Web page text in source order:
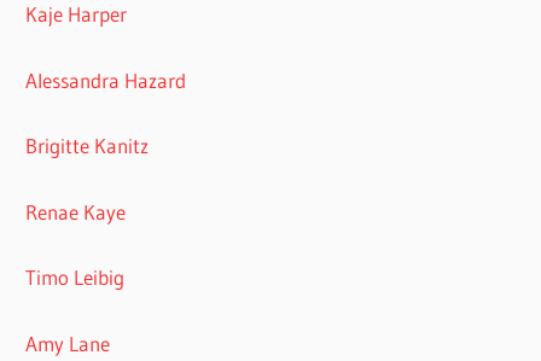
Kaje Harper
Alessandra Hazard
Brigitte Kanitz
Renae Kaye
Timo Leibig
Amy Lane